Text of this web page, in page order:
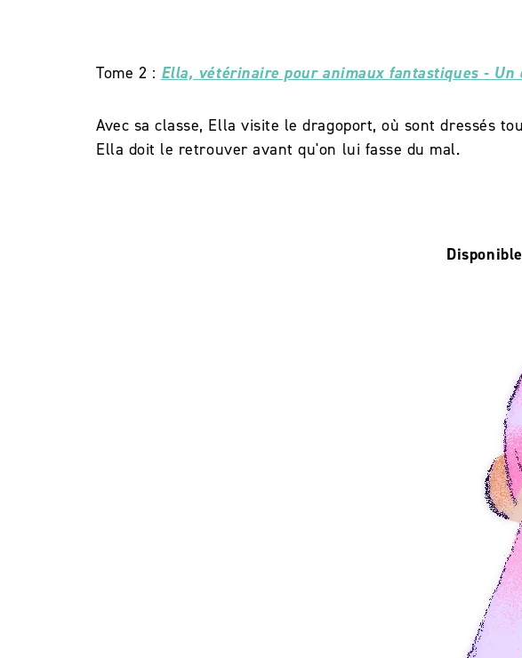
Tome 2 : Ella, vétérinaire pour animaux fantastiques - Un
Avec sa classe, Ella visite le dragoport, où sont dressés
Ella doit le retrouver avant qu'on lui fasse du mal.